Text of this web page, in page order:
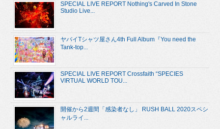
SPECIAL LIVE REPORT Nothing's Carved In Stone
Studio Live...
ヤバイTシャツ屋さん4th Full Album『You need the
Tank-top...
SPECIAL LIVE REPORT Crossfaith “SPECIES
VIRTUAL WORLD TOU...
開催から2週間「感染者なし」 RUSH BALL 2020スペシ
ャルライ...